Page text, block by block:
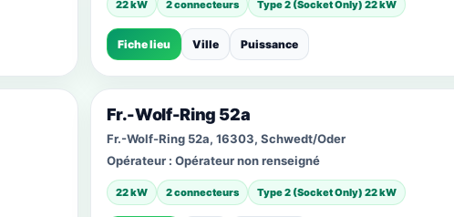
22 kW 2 connecteurs Type 2 (Socket Only) 22 kW
Fiche lieu Ville Puissance
Fr.-Wolf-Ring 52a
Fr.-Wolf-Ring 52a, 16303, Schwedt/Oder
Opérateur : Opérateur non renseigné
22 kW 2 connecteurs Type 2 (Socket Only) 22 kW